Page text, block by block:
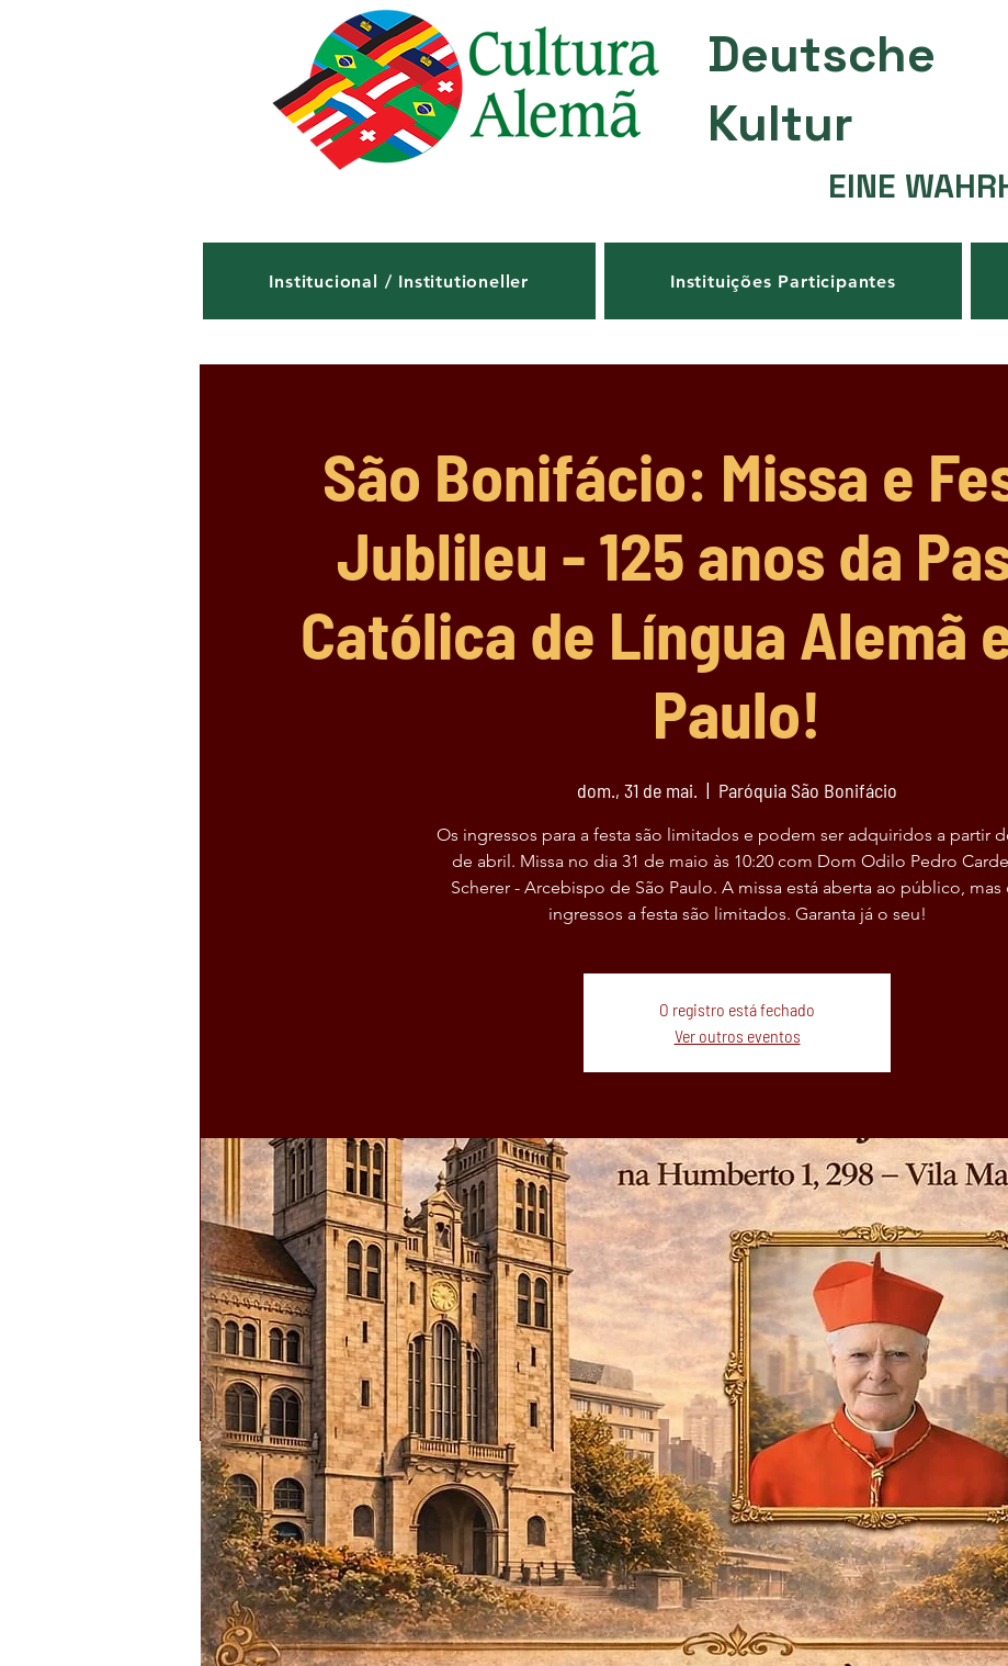
Deutsche
Kultur
EINE
Institucional / Institutioneller Instituições Participantes
São Bonifácio: Missa e
Jublileu - 125 anos da
Católica de Língua Alemã
Paulo!
dom., 31 de mai.
  |
Paróquia São Bonifácio
Os ingressos para a festa são limitados e podem ser adquiridos a partir
de abril. Missa no dia 31 de maio às 10:20 com Dom Odilo Pedro
Scherer - Arcebispo de São Paulo. A missa está aberta ao público, mas
ingressos a festa são limitados. Garanta já o seu!
O registro está fechado
Ver outros eventos